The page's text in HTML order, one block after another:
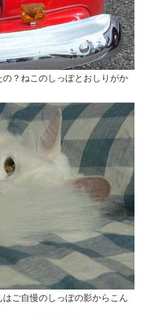
？ねこのしっぽとおしりがか
ご自慢のしっぽの影からこん